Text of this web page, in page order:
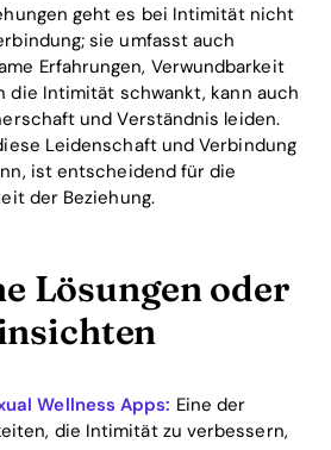
geht es bei Intimität nicht
sie umfasst auch
Erfahrungen, Verwundbarkeit
die Intimität schwankt, kann auch
und Verständnis leiden.
Leidenschaft und Verbindung
ist entscheidend für die
der Beziehung.
Lösungen oder
Wellness Apps: Eine der
die Intimität zu verbessern,